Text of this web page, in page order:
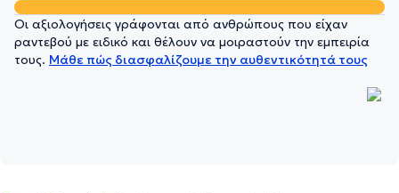
Οι αξιολογήσεις γράφονται από ανθρώπους που είχαν
ραντεβού με ειδικό και θέλουν να μοιραστούν την εμπειρία
τους. Μάθε πώς διασφαλίζουμε την αυθεντικότητά τους